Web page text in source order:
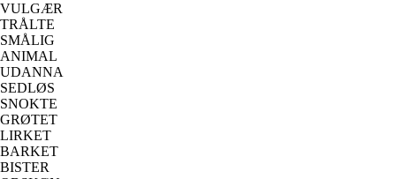
VULGÆR
TRÅLTE
SMÅLIG
ANIMAL
UDANNA
SEDLØS
SNOKTE
GRØTET
LIRKET
BARKET
BISTER